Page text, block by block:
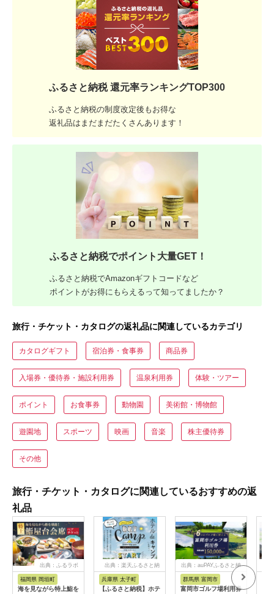
ふるさと納税 還元率ランキングTOP300
ふるさと納税の制度改定後もお得な
返礼品はまだまだたくさんあります！
ふるさと納税でポイント大量GET！
ふるさと納税でAmazonギフトコードなど
ポイントがお得にもらえるって知ってましたか？
旅行・チケット・カタログの返礼品に関連しているカテゴリ
カタログギフト 宿泊券・食事券 商品券
入場券・優待券・施設利用券 温泉利用券 体験・ツアー
ポイント お食事券 動物園 美術館・博物館
遊園地 スポーツ 映画 音楽 株主優待券
その他
旅行・チケット・カタログに関連しているおすすめの返
礼品
出典：ふるラボ
福岡県 岡垣町
海を見ながら特上鮨を
出典：楽天ふるさと納
兵庫県 太子町
【ふるさと納税】ホテ
出典：auPAYふるさと納
群馬県 富岡市
富岡市ゴルフ場利用券